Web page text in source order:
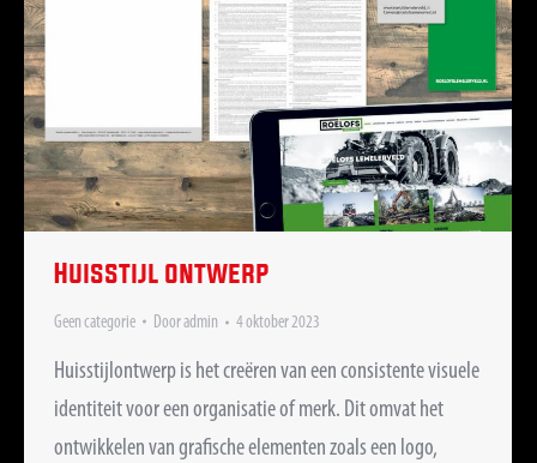
Huisstijl ontwerp
Geen categorie Dooradmin 4 oktober 2023
Huisstijlontwerp is het creëren van een consistente visuele
identiteit voor een organisatie of merk. Dit omvat het
ontwikkelen van grafische elementen zoals een logo,